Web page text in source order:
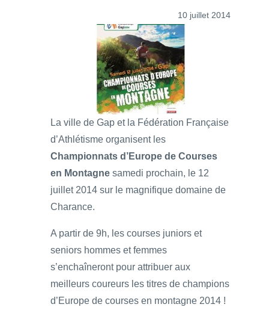
10 juillet 2014
La ville de Gap et la Fédération Française
d’Athlétisme organisent les
Championnats d’Europe de Courses
en Montagne samedi prochain, le 12
juillet 2014 sur le magnifique domaine de
Charance.
A partir de 9h, les courses juniors et
seniors hommes et femmes
s’enchaîneront pour attribuer aux
meilleurs coureurs les titres de champions
d’Europe de courses en montagne 2014 !